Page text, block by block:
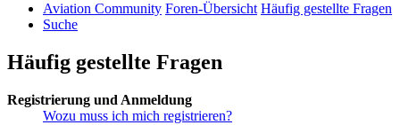
Aviation Community Foren-Übersicht Häufig gestellte Fragen
Suche
Häufig gestellte Fragen
Registrierung und Anmeldung
Wozu muss ich mich registrieren?